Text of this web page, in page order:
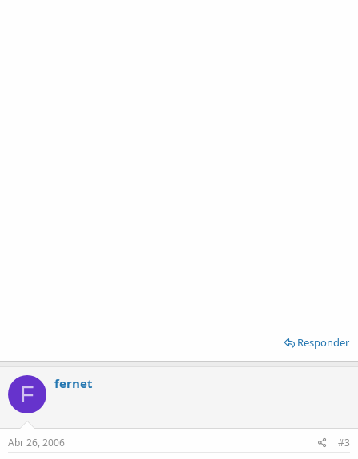
Responder
F fernet
Abr 26, 2006 #3